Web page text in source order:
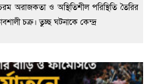
অরাজকতা ও অস্থিতিশীল পরিস্থিতি তৈরির
চক্র। তুচ্ছ ঘটনাকে কেন্দ্র